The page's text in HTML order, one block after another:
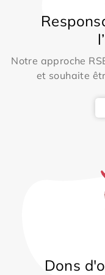
Notre approche
et souhaite
Dons